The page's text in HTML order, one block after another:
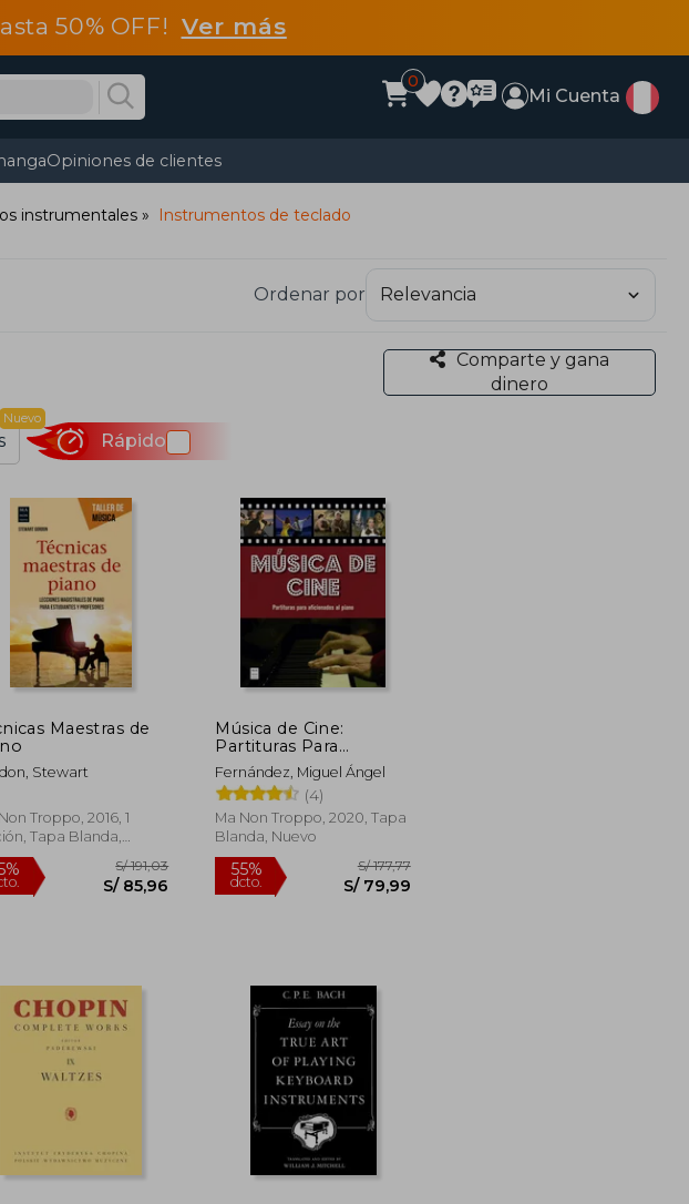
50% OFF! Ver más
0
Mi Cuenta
Opiniones de clientes
instrumentales Instrumentos de teclado
Ordenar por
Comparte y gana
dinero
Nuevo
Rápido
Maestras de
Stewart
Troppo, 2016, 1
Tapa Blanda,
S/ 85,96
Música de Cine:
Partituras Para
Aficionados Al Piano
Fernández, Miguel Ángel
(4)
Ma Non Troppo, 2020, Tapa
Blanda, Nuevo